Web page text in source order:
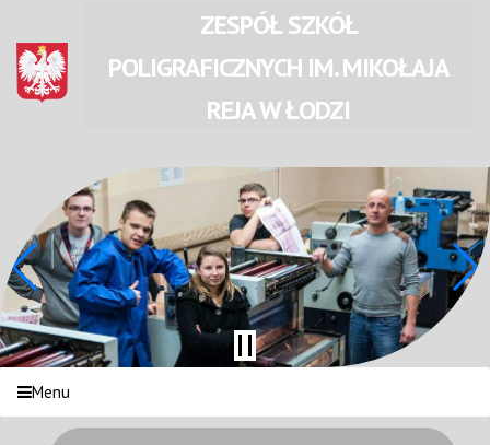
ZESPÓŁ SZKÓŁ
POLIGRAFICZNYCHIM. MIKOŁAJA
REJAW ŁODZI
Menu